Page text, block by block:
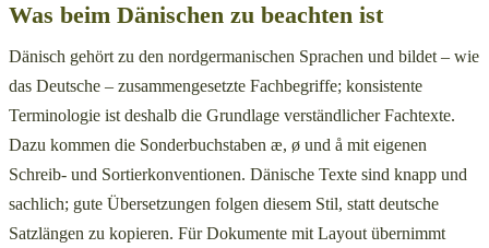
Was beim Dänischen zu beachten ist
Dänisch gehört zu den nordgermanischen Sprachen und bildet – wie
das Deutsche – zusammengesetzte Fachbegriffe; konsistente
Terminologie ist deshalb die Grundlage verständlicher Fachtexte.
Dazu kommen die Sonderbuchstaben æ, ø und å mit eigenen
Schreib- und Sortierkonventionen. Dänische Texte sind knapp und
sachlich; gute Übersetzungen folgen diesem Stil, statt deutsche
Satzlängen zu kopieren. Für Dokumente mit Layout übernimmt